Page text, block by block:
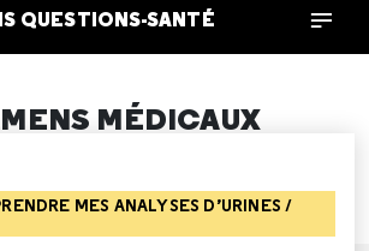
QUESTIONS-SANTÉ
MÉDICAUX
MES ANALYSES D’URINES /